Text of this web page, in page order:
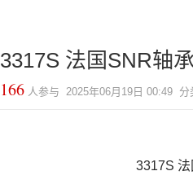
3317S 法国SNR轴
166 人参与 2025年06月19日 00:49
3317S